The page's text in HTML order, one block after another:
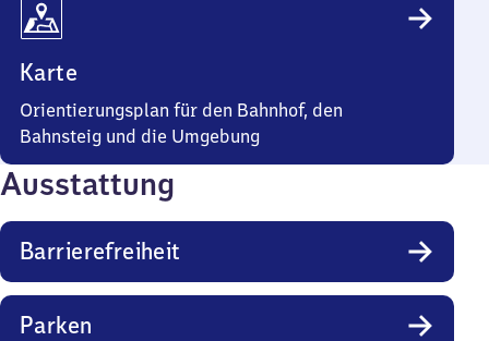
Karte
Orientierungsplan für den Bahnhof, den
Bahnsteig und die Umgebung
Ausstattung
Barrierefreiheit
Parken